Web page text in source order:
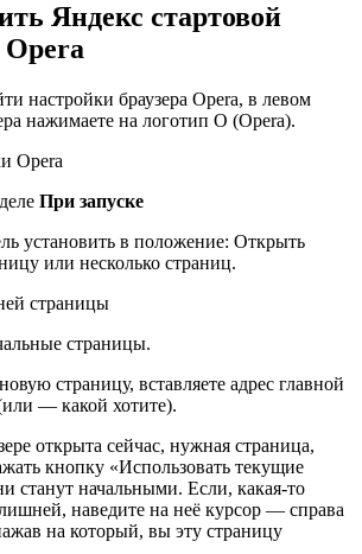
Яндекс стартовой
Opera
настройки браузера Opera, в левом
нажимаете на логотип О (Opera).
Opera
При запуске
установить в положение: Открыть
или несколько страниц.
страницы
страницы.
страницу, вставляете адрес главной
— какой хотите).
открыта сейчас, нужная страница,
кнопку «Использовать текущие
станут начальными. Если, какая-то
наведите на неё курсор — справа
на который, вы эту страницу